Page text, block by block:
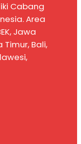
Cabang
Area
Jawa
Bali,